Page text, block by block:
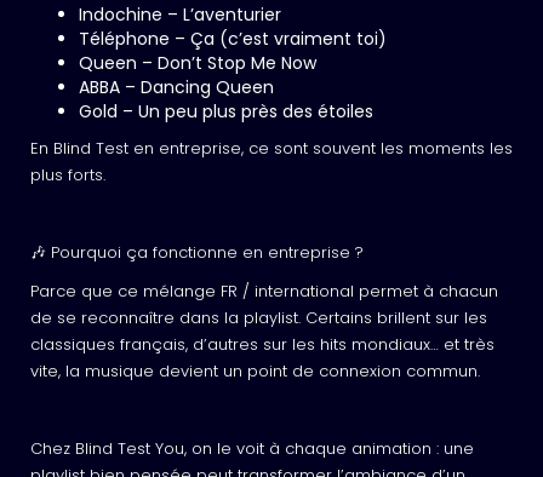
Indochine – L’aventurier
Téléphone – Ça (c’est vraiment toi)
Queen – Don’t Stop Me Now
ABBA – Dancing Queen
Gold – Un peu plus près des étoiles
En Blind Test en entreprise, ce sont souvent les moments les
plus forts.
🎶 Pourquoi ça fonctionne en entreprise ?
Parce que ce mélange FR / international permet à chacun
de se reconnaître dans la playlist. Certains brillent sur les
classiques français, d’autres sur les hits mondiaux… et très
vite, la musique devient un point de connexion commun.
Chez Blind Test You, on le voit à chaque animation : une